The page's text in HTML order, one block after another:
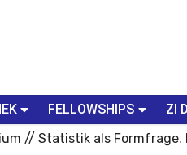
FELLOWSHIPS ZI
// Statistik als